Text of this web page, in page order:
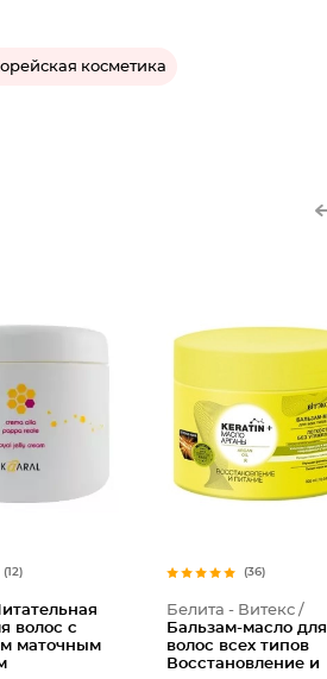
косметика
(12)
волос с
маточным
(36)
Белита - Витекс /
Бальзам-масло для
волос всех типов
Восстановление и